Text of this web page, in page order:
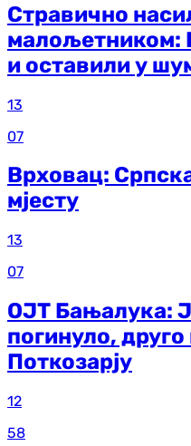
Стравично
малољетником:
и оставили у
13
07
Врховац:
мјесту
13
07
ОЈТ Бањалука:
погинуло,
Поткозарју
12
58